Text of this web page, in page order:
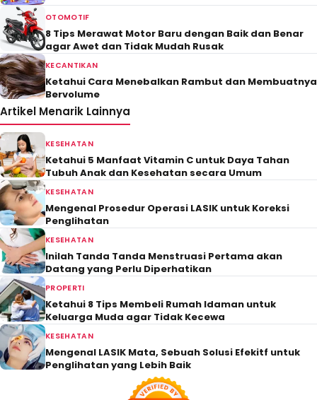
OTOMOTIF
8 Tips Merawat Motor Baru dengan Baik dan Benar
agar Awet dan Tidak Mudah Rusak
KECANTIKAN
Ketahui Cara Menebalkan Rambut dan Membuatnya
Bervolume
Artikel Menarik Lainnya
KESEHATAN
Ketahui 5 Manfaat Vitamin C untuk Daya Tahan
Tubuh Anak dan Kesehatan secara Umum
KESEHATAN
Mengenal Prosedur Operasi LASIK untuk Koreksi
Penglihatan
KESEHATAN
Inilah Tanda Tanda Menstruasi Pertama akan
Datang yang Perlu Diperhatikan
PROPERTI
Ketahui 8 Tips Membeli Rumah Idaman untuk
Keluarga Muda agar Tidak Kecewa
KESEHATAN
Mengenal LASIK Mata, Sebuah Solusi Efekitf untuk
Penglihatan yang Lebih Baik